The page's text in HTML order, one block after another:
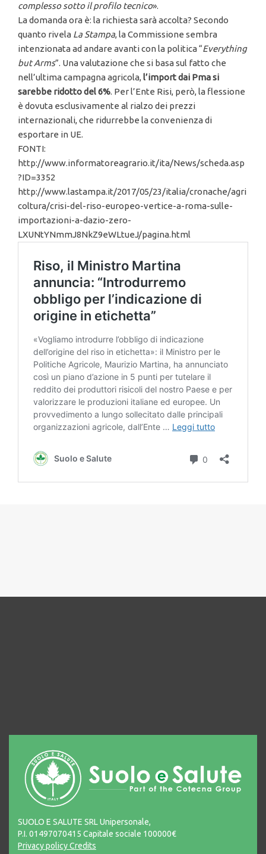
complesso sotto il profilo tecnico».
La domanda ora è: la richiesta sarà accolta? Secondo
quanto rivela La Stampa, la Commissione sembra
intenzionata ad andare avanti con la politica “Everything
but Arms”. Una valutazione che si basa sul fatto che
nell’ultima campagna agricola,l’import dai Pma si
sarebbe ridotto del 6%. Per l’Ente Risi, però, la flessione
è dovuta esclusivamente al rialzo dei prezzi
internazionali, che ridurrebbe la convenienza di
esportare in UE.
FONTI:
http://www.informatoreagrario.it/ita/News/scheda.asp
?ID=3352
http://www.lastampa.it/2017/05/23/italia/cronache/agri
coltura/crisi-del-riso-europeo-vertice-a-roma-sulle-
importazioni-a-dazio-zero-
LXUNtYNmmJ8NkZ9eWLtueJ/pagina.html
SUOLO E SALUTE SRL Unipersonale,
P.I. 01497070415 Capitale sociale 100000€
Privacy policyCredits